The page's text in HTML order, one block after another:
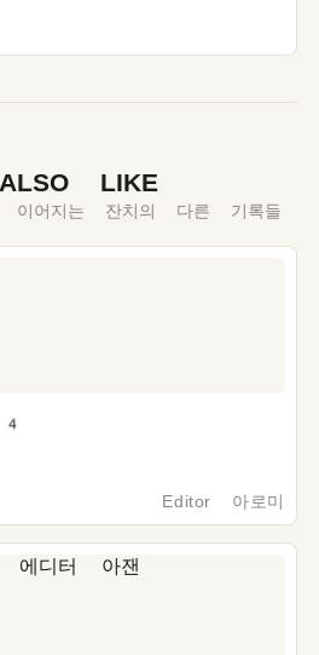
LIKE
어지는 잔치의 다른 기록들
Editor 아로미